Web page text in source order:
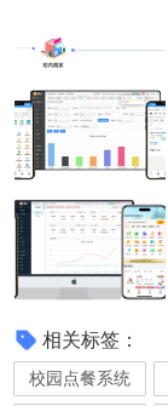
相关标签：
校园点餐系统